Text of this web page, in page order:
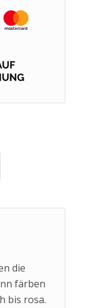
die
färben
bis rosa.